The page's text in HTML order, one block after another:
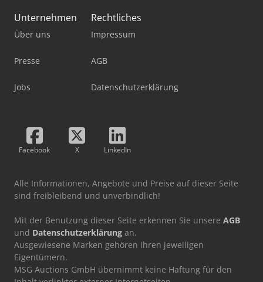
Unternehmen
Über uns
Presse
Jobs
Rechtliches
Impressum
AGB
Datenschutzerklärung
Facebook X LinkedIn
Alle Informationen, Angebote und Preise auf dieser Seite
sind freibleibend und unverbindlich!
Mit der Benutzung dieser Seite erkennen Sie unsere AGB
und Datenschutzerklärung an.
Ausgewiesene Marken gehören ihren jeweiligen
Eigentümern.
MSG Auctions GmbH übernimmt keine Haftung für den